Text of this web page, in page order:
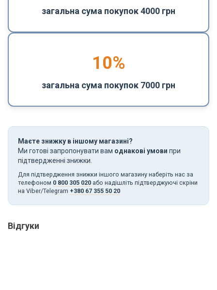
загальна сума покупок 4000 грн
10%
загальна сума покупок 7000 грн
Маєте знижку в іншому магазині?
Ми готові запропонувати вам однакові умови при
підтвердженні знижки.
Для підтвердження знижки іншого магазину наберіть нас за
телефоном 0 800 305 020 або надішліть підтверджуючі скріни
на Viber/Telegram +380 67 355 50 20
Відгуки